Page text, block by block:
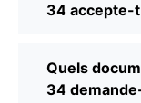
34 accepte-
Quels
34